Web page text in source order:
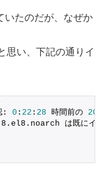
いたのだが、なぜか
思い、下記の通りイ
: 0 : 22 : 28 時間前の
は既にイン